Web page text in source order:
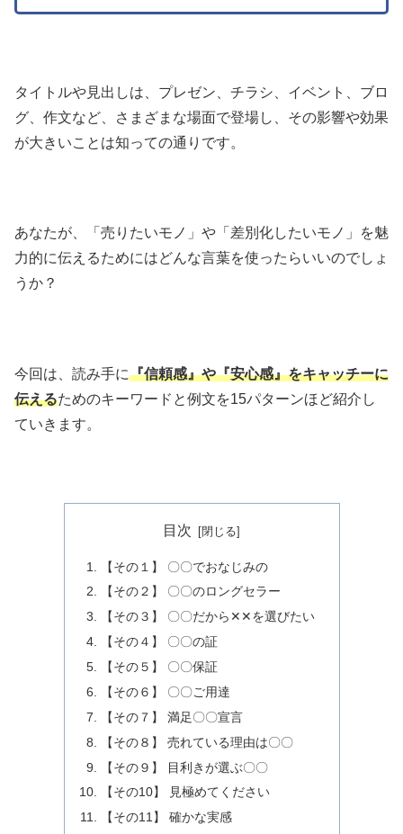
タイトルや見出しは、プレゼン、チラシ、イベント、ブロ
グ、作文など、さまざまな場面で登場し、その影響や効果
が大きいことは知っての通りです。
あなたが、「売りたいモノ」や「差別化したいモノ」を魅
力的に伝えるためにはどんな言葉を使ったらいいのでしょ
うか？
今回は、読み手に『信頼感』や『安心感』をキャッチーに
伝えるためのキーワードと例文を15パターンほど紹介し
ていきます。
目次
【その１】 〇〇でおなじみの
【その２】 〇〇のロングセラー
【その３】 〇〇だから✕✕を選びたい
【その４】 〇〇の証
【その５】 〇〇保証
【その６】 〇〇ご用達
【その７】 満足〇〇宣言
【その８】 売れている理由は〇〇
【その９】 目利きが選ぶ〇〇
【その10】 見極めてください
【その11】 確かな実感